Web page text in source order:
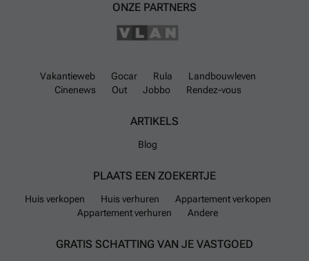
ONZE PARTNERS
Vakantieweb Gocar Rula
Landbouwleven
Cinenews
Out Jobbo Rendez-vous
ARTIKELS
Blog
PLAATS EEN ZOEKERTJE
Huis verkopen Huis verhuren
Appartement verkopen
Appartement verhuren
Andere
GRATIS SCHATTING VAN JE VASTGOED